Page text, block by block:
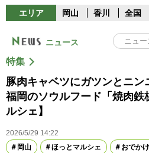
エリア 岡山 香川 全国
ニュース
特集
豚肉キャベツにガツンとニン
福岡のソウルフード「焼肉鉄
ルシェ】
2026/5/29 14:22
岡山
ほっとマルシェ おでか